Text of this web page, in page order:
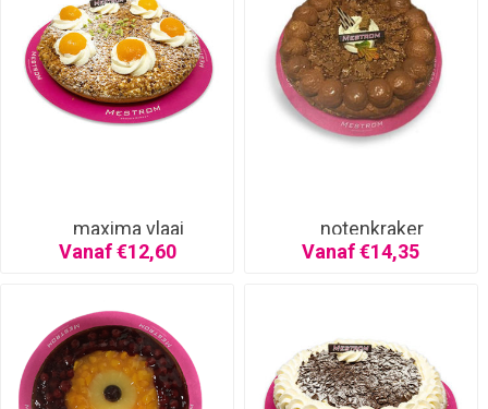
maxima vlaai
Vanaf €12,60
notenkraker
Vanaf €14,35